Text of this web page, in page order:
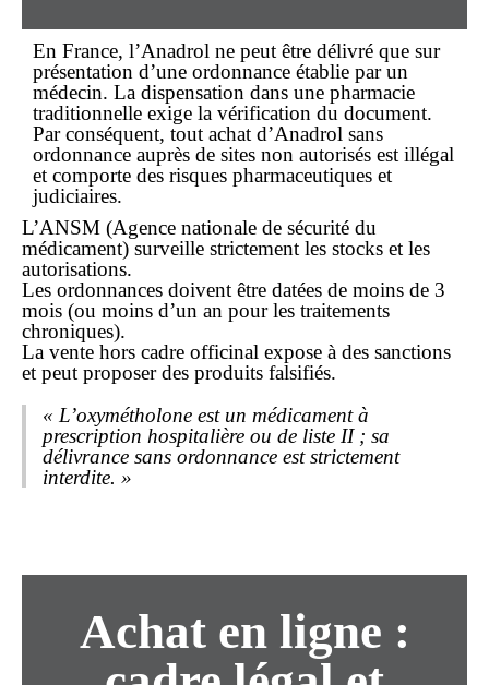
En France, l’Anadrol ne peut être délivré que sur
présentation d’une ordonnance établie par un
médecin. La dispensation dans une pharmacie
traditionnelle exige la vérification du document.
Par conséquent, tout achat d’Anadrol sans
ordonnance auprès de sites non autorisés est illégal
et comporte des risques pharmaceutiques et
judiciaires.
L’ANSM (Agence nationale de sécurité du
médicament) surveille strictement les stocks et les
autorisations.
Les ordonnances doivent être datées de moins de 3
mois (ou moins d’un an pour les traitements
chroniques).
La vente hors cadre officinal expose à des sanctions
et peut proposer des produits falsifiés.
« L’oxymétholone est un médicament à
prescription hospitalière ou de liste II ; sa
délivrance sans ordonnance est strictement
interdite. »
Achat en ligne :